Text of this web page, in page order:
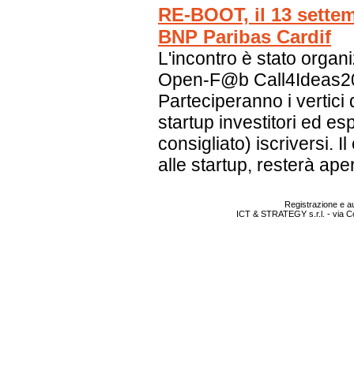
RE-BOOT, il 13
BNP Paribas Cardif
L'incontro è stato
Open-F@b
Parteciperanno i vertici
startup investitori ed
consigliato) iscriversi.
alle startup, resterà
Registrazione e
ICT & STRATEGY s.r.l. - via